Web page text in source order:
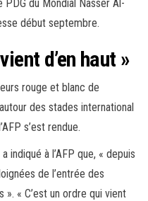
PDG du Mondial Nasser Al-
début septembre.
d’en haut »
rouge et blanc de
des stades international
s’est rendue.
indiqué à l’AFP que, « depuis
de l’entrée des
« C’est un ordre qui vient